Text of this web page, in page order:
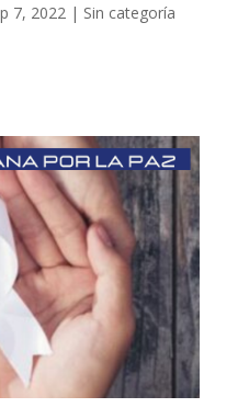
7, 2022| Sin categoría